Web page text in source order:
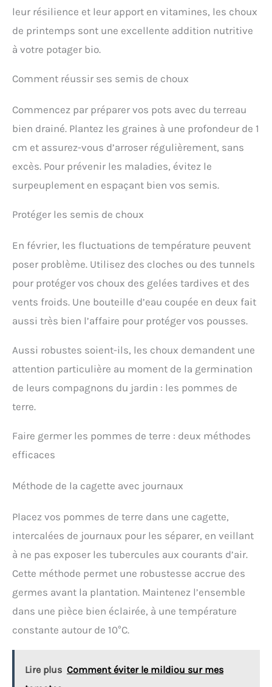
leur résilience et leur apport en vitamines, les choux
de printemps sont une excellente addition nutritive
à votre potager bio.
Comment réussir ses semis de choux
Commencez par préparer vos pots avec du terreau
bien drainé. Plantez les graines à une profondeur de 1
cm et assurez-vous d’arroser régulièrement, sans
excès. Pour prévenir les maladies, évitez le
surpeuplement en espaçant bien vos semis.
Protéger les semis de choux
En février, les fluctuations de température peuvent
poser problème. Utilisez des cloches ou des tunnels
pour protéger vos choux des gelées tardives et des
vents froids. Une bouteille d’eau coupée en deux fait
aussi très bien l’affaire pour protéger vos pousses.
Aussi robustes soient-ils, les choux demandent une
attention particulière au moment de la germination
de leurs compagnons du jardin : les pommes de
terre.
Faire germer les pommes de terre : deux méthodes
efficaces
Méthode de la cagette avec journaux
Placez vos pommes de terre dans une cagette,
intercalées de journaux pour les séparer, en veillant
à ne pas exposer les tubercules aux courants d’air.
Cette méthode permet une robustesse accrue des
germes avant la plantation. Maintenez l’ensemble
dans une pièce bien éclairée, à une température
constante autour de 10°C.
Lire plus Comment éviter le mildiou sur mes